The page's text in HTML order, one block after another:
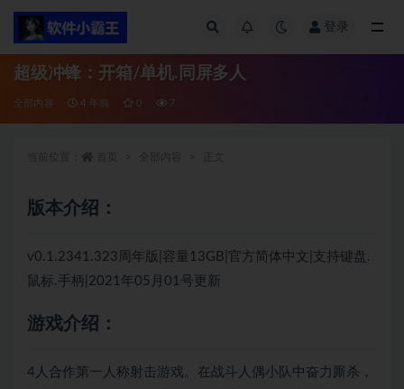
登录
超级冲锋：开箱/单机.同屏多人
全部内容 4 年前 0 7
版本介绍：
v0.1.2341.323周年版|容量13GB|官方简体中文|支持键盘.
鼠标.手柄|2021年05月01号更新
游戏介绍：
4人合作第一人称射击游戏。在战斗人偶小队中奋力厮杀，